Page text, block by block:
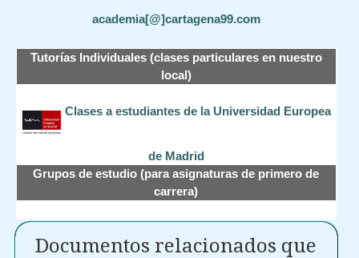
academia[@]cartagena99.com
Tutorías Individuales (clases particulares en nuestro
local)
Clases a estudiantes de la Universidad Europea
de Madrid
Grupos de estudio (para asignaturas de primero de
carrera)
Documentos relacionados que